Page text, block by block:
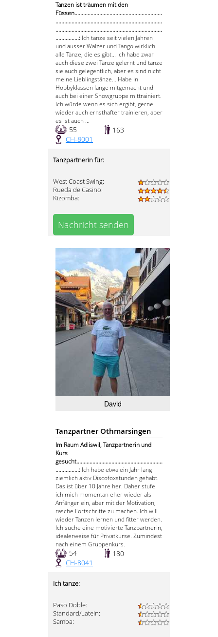
Tanzen ist träumen mit den
Füssen............................................................
.........................................................................
.........................................................................
................: Ich tanze seit vielen Jahren
und ausser Walzer und Tango wirklich
alle Tänze, die es gibt... Ich habe zwar
auch diese zwei Tänze gelernt und tanze
sie auch gelegentlich, aber es sind nicht
meine Lieblingstänze... Habe in
Hobbyklassen lange mitgemacht und
auch bei einer Showgruppe mittrainiert.
Ich würde wenn es sich ergibt, gerne
wieder auch ernsthafter trainieren, aber
es ist auch ...
55
163
CH-8001
Tanzpartnerin für:
West Coast Swing:
Rueda de Casino:
Kizomba:
Nachricht senden
David
Tanzpartner Othmarsingen
Im Raum Adliswil, Tanzpartnerin und
Kurs
gesucht...........................................................
................: Ich habe etwa ein Jahr lang
ziemlich aktiv Discofoxstunden gehabt.
Das ist über 10 Jahre her. Daher stufe
ich mich momentan eher wieder als
Anfänger ein, aber mit der Motivation,
rasche Fortschritte zu machen. Ich will
wieder Tanzen lernen und fitter werden.
Ich suche eine motivierte Tanzpartnerin,
idealerweise für Privatkurse. Zumindest
nach einem Gruppenkurs.
54
180
CH-8041
Ich tanze:
Paso Doble:
Standard/Latein:
Samba: